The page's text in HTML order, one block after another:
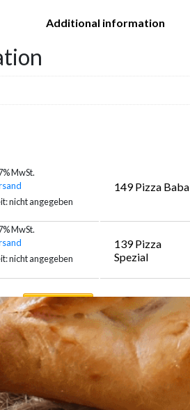
Additional information
MwSt.
nicht angegeben
149 Pizza Baba
MwSt.
nicht angegeben
Auswählen
139 Pizza
Spezial